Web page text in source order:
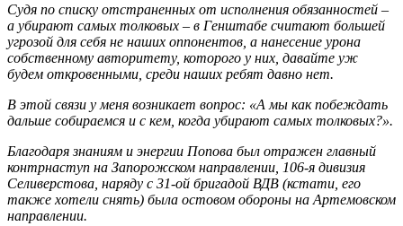
Судя по списку отстраненных от исполнения обязанностей –
а убирают самых толковых – в Генштабе считают большей
угрозой для себя не наших оппонентов, а нанесение урона
собственному авторитету, которого у них, давайте уж
будем откровенными, среди наших ребят давно нет.
В этой связи у меня возникает вопрос: «А мы как побеждать
дальше собираемся и с кем, когда убирают самых толковых?».
Благодаря знаниям и энергии Попова был отражен главный
контрнаступ на Запорожском направлении, 106-я дивизия
Селиверстова, наряду с 31-ой бригадой ВДВ (кстати, его
также хотели снять) была остовом обороны на Артемовском
направлении.